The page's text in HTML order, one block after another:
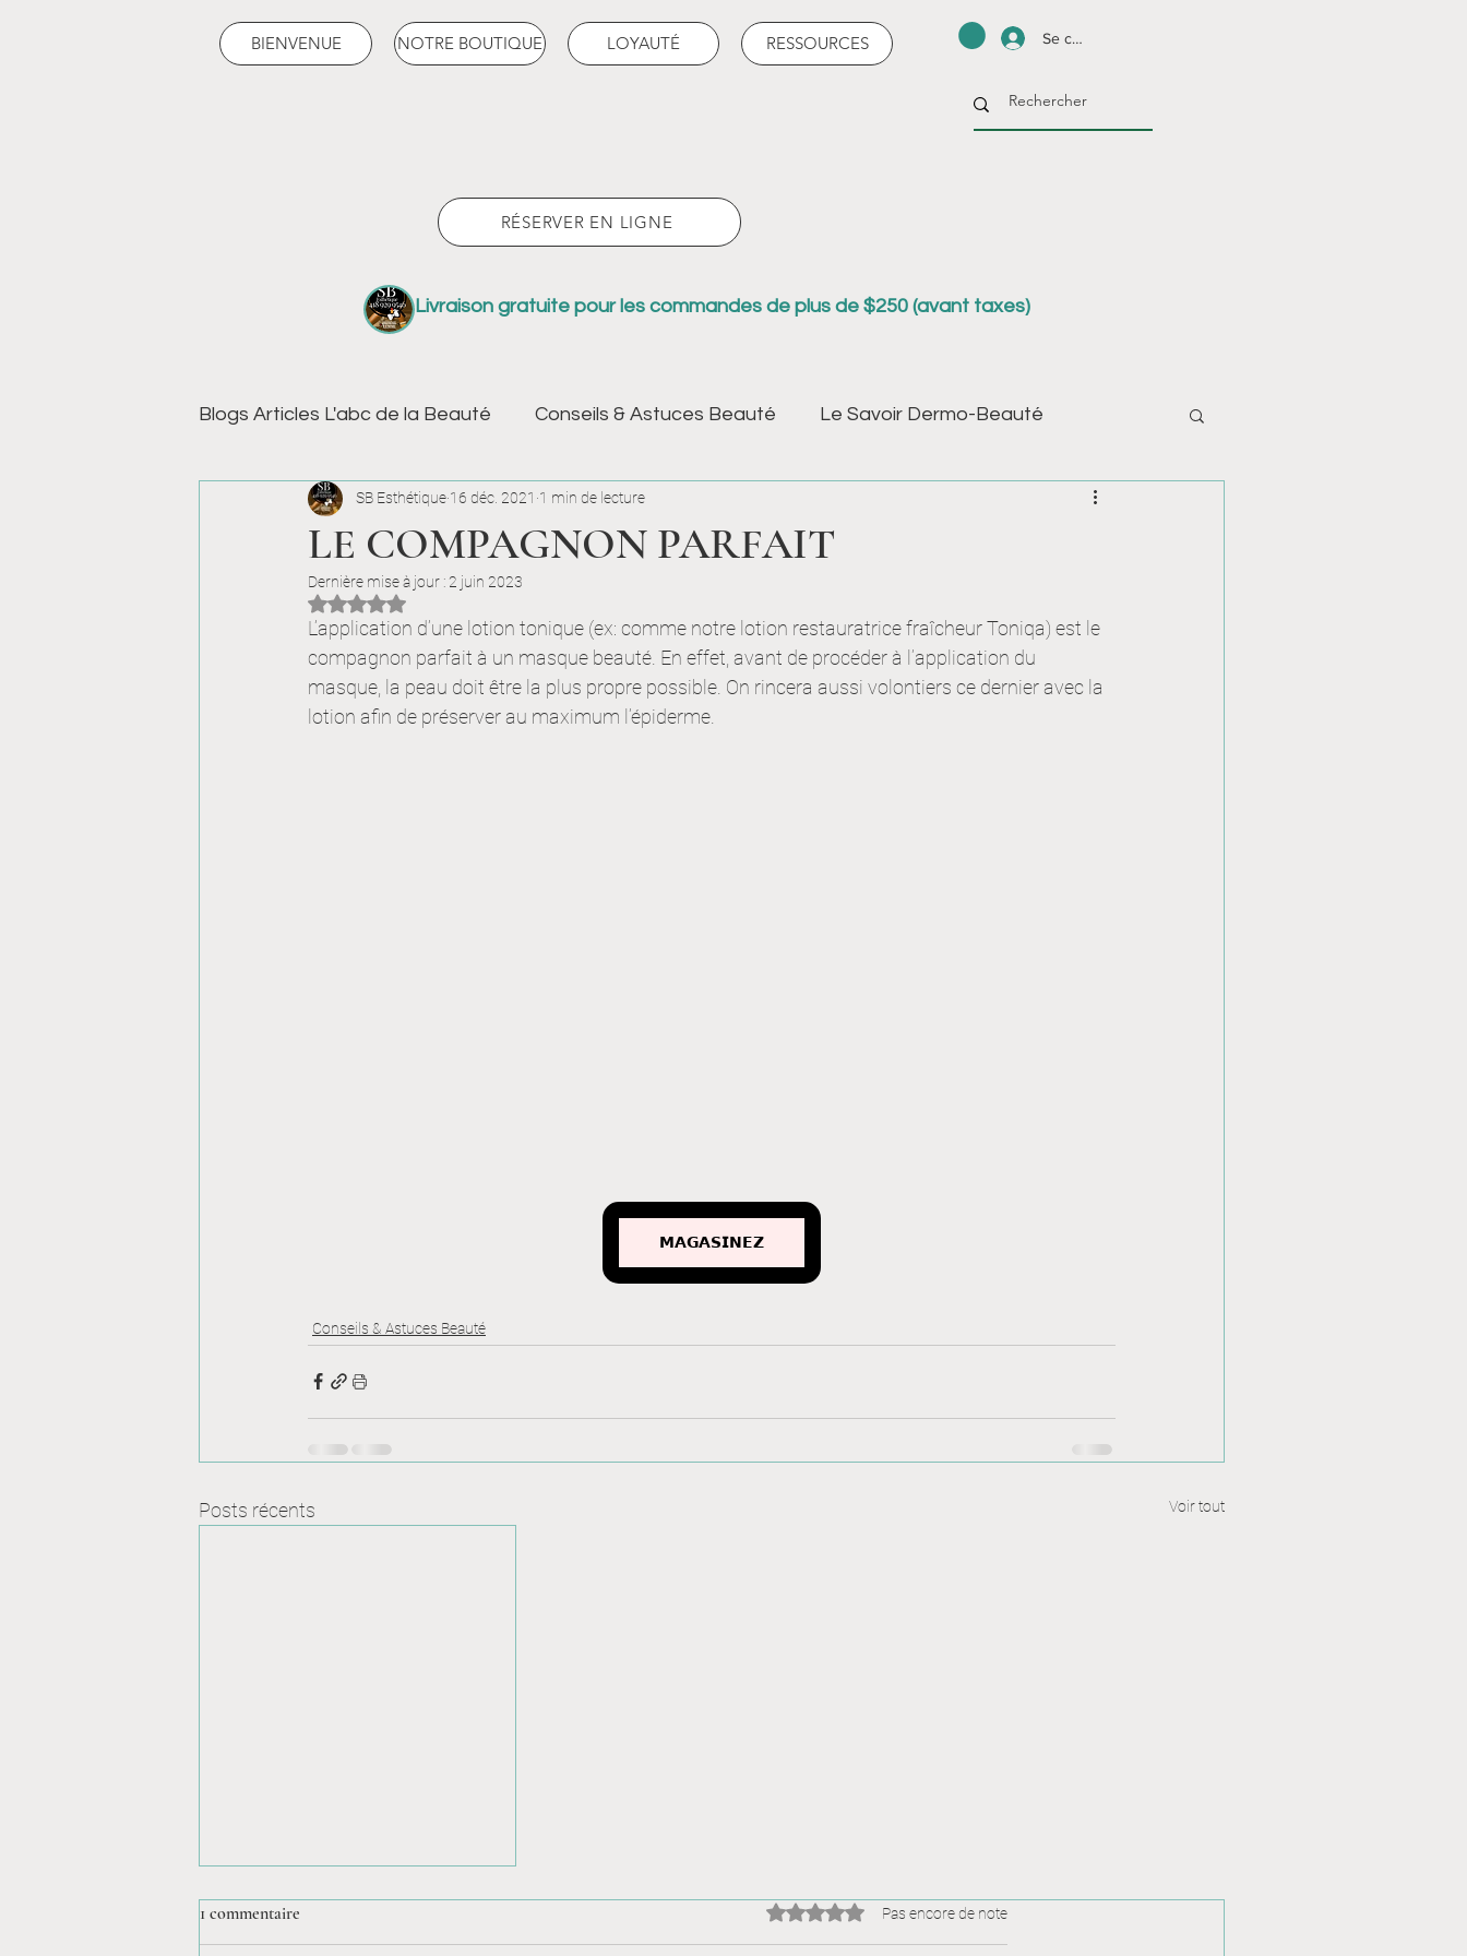
BIENVENUE NOTRE BOUTIQUE LOYAUTÉ RESSOURCES Se connecter
RÉSERVER EN LIGNE
Livraison gratuite pour les commandes de plus de $250 (avant taxes)
Blogs Articles L'abc de la Beauté Conseils & Astuces Beauté Le Savoir Dermo-Beauté
Le Saviez-Vous ? La Beauté en Chiffres
Dans les Coulisses de SB Esthétique
LE COMPAGNON PARFAIT
SB Esthétique 16 déc. 2021 1 min de lecture
Dernière mise à jour :2 juin 2023
Noté NaN étoiles sur 5.
L’application d’une lotion tonique (ex: comme notre lotion restauratrice fraîcheur Toniqa) est le
compagnon parfait à un masque beauté. En effet, avant de procéder à l’application du
masque, la peau doit être la plus propre possible. On rincera aussi volontiers ce dernier avec la
lotion afin de préserver au maximum l’épiderme.
𝗠𝗔𝗚𝗔𝗦𝗜𝗡𝗘𝗭
Conseils & Astuces Beauté
Posts récents Voir tout
1 commentaire Noté 0 étoile sur 5.Pas encore de note